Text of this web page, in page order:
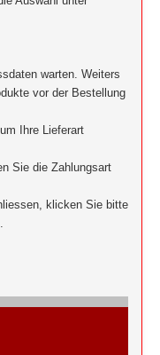
warten. Weiters
vor der Bestellung
Ihre Lieferart
Sie die Zahlungsart
klicken Sie bitte